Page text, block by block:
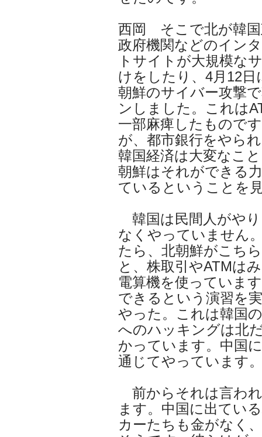
西岡 そこで北が韓国
政府機関などのイン
トサイトが大規模な
けをしたり、4月12日
朝鮮のサイバー攻撃
ンしました。これは
一部麻痺したもので
が、都市銀行をやら
韓国経済は大変なこ
朝鮮はそれができる
ているということを
韓国は民間人がや
なくやっていません
たら、北朝鮮がこち
と、株取引やATMは
電算機を使っていま
できるという演習を
やった。これは韓国
へのハッキングは北
かっています。中国
通じてやっています
前からそれは言わ
ます。中国に出てい
カーたちも金がなく